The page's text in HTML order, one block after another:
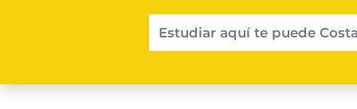
Estudiar aquí te puede